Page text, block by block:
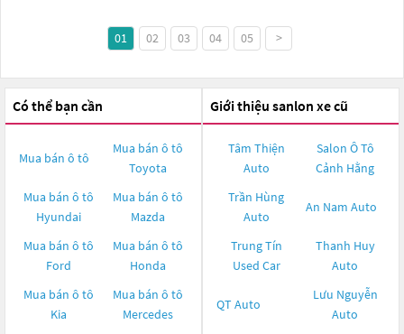
01 02 03 04 05 >
Có thể bạn cần
Mua bán ô tô
Mua bán ô tô
Toyota
Mua bán ô tô
Hyundai
Mua bán ô tô
Mazda
Mua bán ô tô
Ford
Mua bán ô tô
Honda
Mua bán ô tô
Kia
Mua bán ô tô
Mercedes
Giới thiệu sanlon xe cũ
Tâm Thiện
Auto
Salon Ô Tô
Cảnh Hằng
Trần Hùng
Auto
An Nam Auto
Trung Tín
Used Car
Thanh Huy
Auto
QT Auto
Lưu Nguyễn
Auto